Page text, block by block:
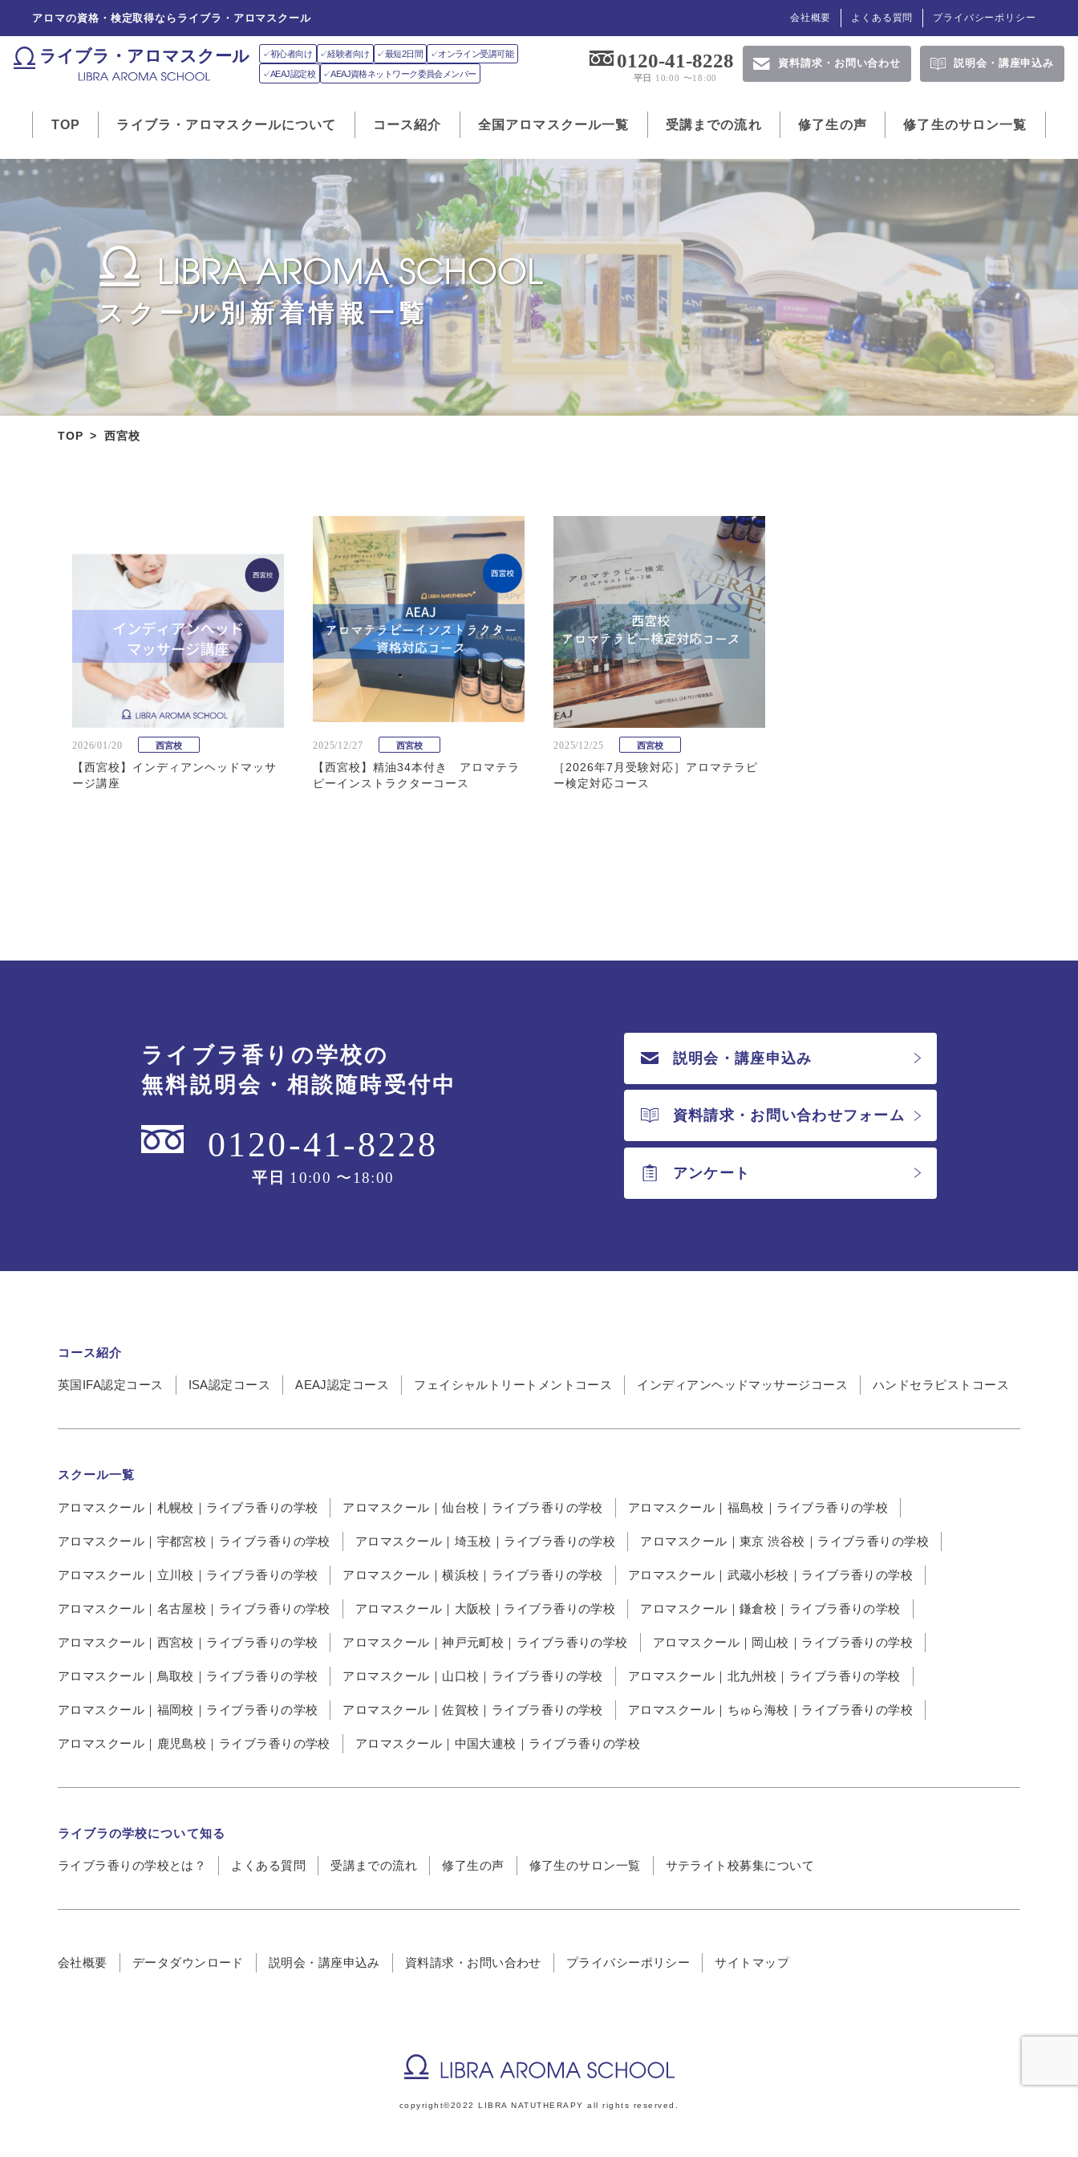
アロマの資格・検定取得ならライブラ・アロマスクール 会社概要 よくある質問 プライバシーポリシー
ライブラ・アロマスクール ✓初心者向け ✓経験者向け ✓最短2日間 ✓オンライン受講可能
✓AEAJ認定校 ✓AEAJ資格ネットワーク委員会メンバー
0120-41-8228
平日 10:00 〜18:00
資料請求・ お問い合わせ 説明会・ 講座申込み
TOP ライブラ・アロマスクールについて コース紹介 全国アロマスクール一覧 受講までの流れ 修了生の声 修了生のサロン一覧
スクール別新着情報一覧
TOP 西宮校
2026/01/20 西宮校
【西宮校】インディアンヘッドマッサ
ージ講座
2025/12/27 西宮校
【西宮校】精油34本付き アロマテラ
ピーインストラクターコース
2025/12/25 西宮校
［2026年7月受験対応］アロマテラピ
ー検定対応コース
ライブラ香りの学校の
無料説明会・相談随時受付中
0120-41-8228
平日 10:00 〜18:00
説明会・講座申込み
資料請求・お問い合わせフォーム
アンケート
コース紹介
英国IFA認定コース ISA認定コース AEAJ認定コース フェイシャルトリートメントコース インディアンヘッドマッサージコース ハンドセラピストコース
スクール一覧
アロマスクール｜札幌校｜ライブラ香りの学校 アロマスクール｜仙台校｜ライブラ香りの学校 アロマスクール｜福島校｜ライブラ香りの学校
アロマスクール｜宇都宮校｜ライブラ香りの学校 アロマスクール｜埼玉校｜ライブラ香りの学校 アロマスクール｜東京 渋谷校｜ライブラ香りの学校
アロマスクール｜立川校｜ライブラ香りの学校 アロマスクール｜横浜校｜ライブラ香りの学校 アロマスクール｜武蔵小杉校｜ライブラ香りの学校
アロマスクール｜名古屋校｜ライブラ香りの学校 アロマスクール｜大阪校｜ライブラ香りの学校 アロマスクール｜鎌倉校｜ライブラ香りの学校
アロマスクール｜西宮校｜ライブラ香りの学校 アロマスクール｜神戸元町校｜ライブラ香りの学校 アロマスクール｜岡山校｜ライブラ香りの学校
アロマスクール｜鳥取校｜ライブラ香りの学校 アロマスクール｜山口校｜ライブラ香りの学校 アロマスクール｜北九州校｜ライブラ香りの学校
アロマスクール｜福岡校｜ライブラ香りの学校 アロマスクール｜佐賀校｜ライブラ香りの学校 アロマスクール｜ちゅら海校｜ライブラ香りの学校
アロマスクール｜鹿児島校｜ライブラ香りの学校 アロマスクール｜中国大連校｜ライブラ香りの学校
ライブラの学校について知る
ライブラ香りの学校とは？ よくある質問 受講までの流れ 修了生の声 修了生のサロン一覧 サテライト校募集について
会社概要 データダウンロード 説明会・講座申込み 資料請求・お問い合わせ プライバシーポリシー サイトマップ
copyright©2022 LIBRA NATUTHERAPY all rights reserved.